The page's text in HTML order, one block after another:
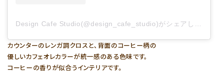
Design Cafe Studio(@design_cafe_studio)がシェアした投稿
カウンターのレンガ調クロスと、背面のコーヒー柄の
優しいカフェオレカラーが統一感のある色味です。
コーヒーの香りが似合うインテリアです。